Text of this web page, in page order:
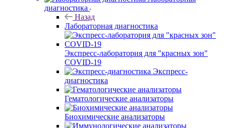
диагностика
Назад
Лабораторная диагностика
Экспресс-лаборатория для "красных зон"
COVID-19
Экспресс-
диагностика
Гематологические анализаторы
Биохимические анализаторы